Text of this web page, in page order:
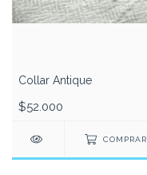
Collar Antique
$52.000
COMPRAR